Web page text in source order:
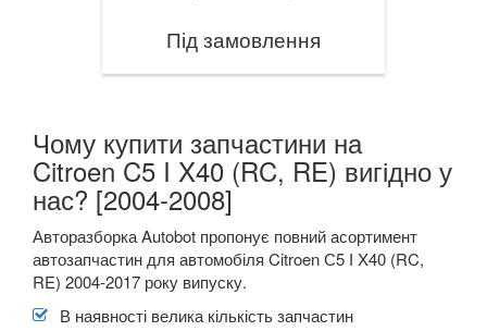
Під замовлення
Чому купити запчастини на
Citroen C5 I X40 (RC, RE) вигідно у
нас? [2004-2008]
Авторазборка Autobot пропонує повний асортимент
автозапчастин для автомобіля Citroen С5 І X40 (RC,
RE) 2004-2017 року випуску.
В наявності велика кількість запчастин